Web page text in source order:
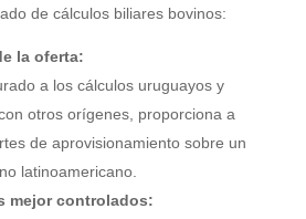
de cálculos biliares bovinos:
la oferta:
a los cálculos uruguayos y
otros orígenes, proporciona a
de aprovisionamiento sobre un
latinoamericano.
mejor controlados: